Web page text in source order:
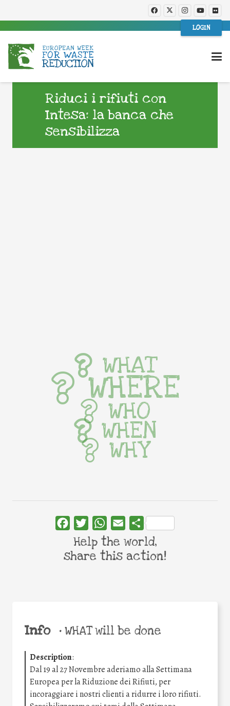
LOGIN
Riduci i rifiuti con
Intesa: la banca che
sensibilizza
Info •WHAT will be done
Description:
Dal 19 al 27 Novembre aderiamo alla Settimana
Europea per la Riduzione dei Rifiuti, per
incoraggiare i nostri clienti a ridurre i loro rifiuti.
WHAT
WHERE
WHO
WHEN
WHY
FacebookTwitterWhatsApp
Email Share
Help the world,
share this action!